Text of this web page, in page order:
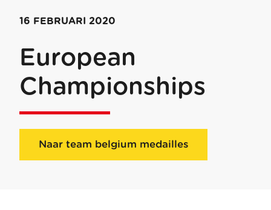
16 FEBRUARI 2020
European
Championships
Naar team belgium medailles